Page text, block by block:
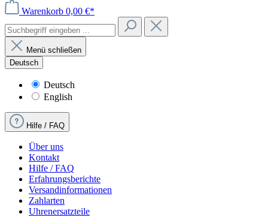
Warenkorb 0,00 €*
Menü schließen
Deutsch
Deutsch
English
Hilfe / FAQ
Über uns
Kontakt
Hilfe / FAQ
Erfahrungsberichte
Versandinformationen
Zahlarten
Uhrenersatzteile